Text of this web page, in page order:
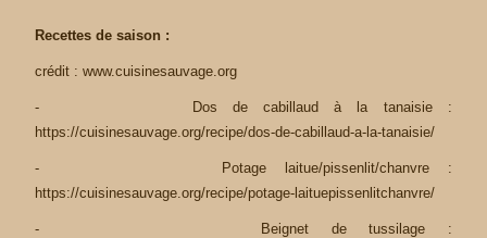
Recettes de saison :
crédit :www.cuisinesauvage.org
- Dos de cabillaud à la tanaisie :
https://cuisinesauvage.org/recipe/dos-de-cabillaud-a-la-tanaisie/
- Potage laitue/pissenlit/chanvre :
https://cuisinesauvage.org/recipe/potage-laituepissenlitchanvre/
- Beignet de tussilage :